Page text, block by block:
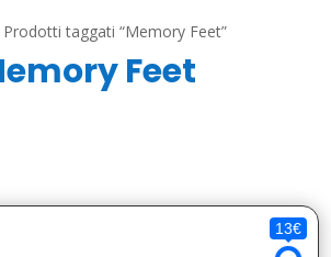
taggati “Memory Feet”
Feet
13€